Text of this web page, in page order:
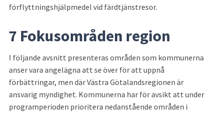
förflyttningshjälpmedel vid färdtjänstresor.
7 Fokusområden region
I följande avsnitt presenteras områden som kommunerna
anser vara angelägna att se över för att uppnå
förbättringar, men där Västra Götalandsregionen är
ansvarig myndighet. Kommunerna har för avsikt att under
programperioden prioritera nedanstående områden i